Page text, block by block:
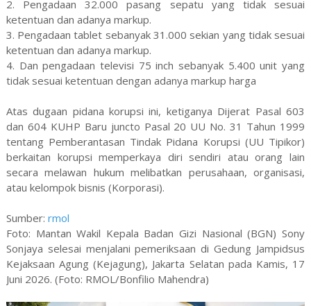
2. Pengadaan 32.000 pasang sepatu yang tidak sesuai
ketentuan dan adanya markup.
3. Pengadaan tablet sebanyak 31.000 sekian yang tidak sesuai
ketentuan dan adanya markup.
4. Dan pengadaan televisi 75 inch sebanyak 5.400 unit yang
tidak sesuai ketentuan dengan adanya markup harga
Atas dugaan pidana korupsi ini, ketiganya Dijerat Pasal 603
dan 604 KUHP Baru juncto Pasal 20 UU No. 31 Tahun 1999
tentang Pemberantasan Tindak Pidana Korupsi (UU Tipikor)
berkaitan korupsi memperkaya diri sendiri atau orang lain
secara melawan hukum melibatkan perusahaan, organisasi,
atau kelompok bisnis (Korporasi).
Sumber: rmol
Foto: Mantan Wakil Kepala Badan Gizi Nasional (BGN) Sony
Sonjaya selesai menjalani pemeriksaan di Gedung Jampidsus
Kejaksaan Agung (Kejagung), Jakarta Selatan pada Kamis, 17
Juni 2026. (Foto: RMOL/Bonfilio Mahendra)